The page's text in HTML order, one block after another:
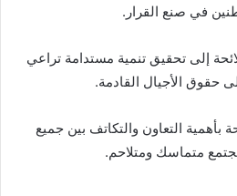
في صنع القرار.
إلى تحقيق تنمية مستدامة تراعي
حقوق الأجيال القادمة.
بأهمية التعاون والتكاتف بين جميع
مجتمع متماسك ومتلاحم.